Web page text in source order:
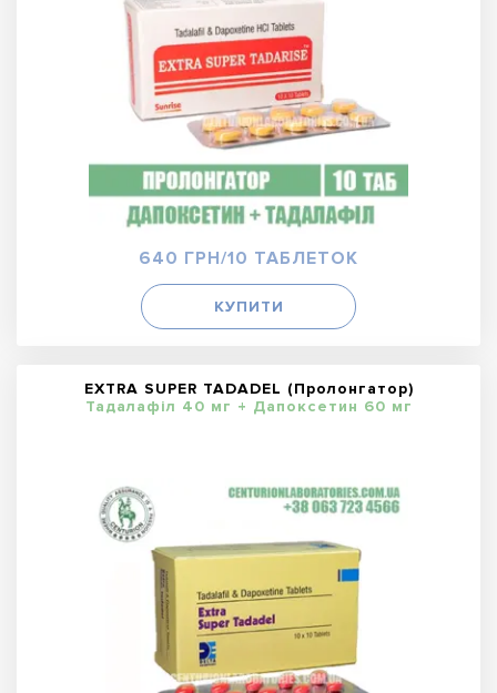
640 ГРН/10 ТАБЛЕТОК
КУПИТИ
EXTRA SUPER TADADEL (Пролонгатор)
Тадалафіл 40 мг + Дапоксетин 60 мг